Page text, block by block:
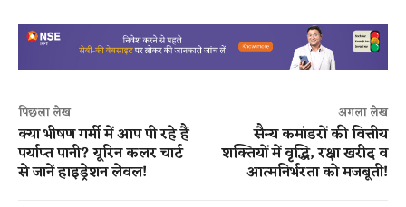
पिछला लेख
क्या भीषण गर्मी में आप पी रहे हैं
पर्याप्त पानी? यूरिन कलर चार्ट
से जानें हाइड्रेशन लेवल!
अगला लेख
सैन्य कमांडरों की वित्तीय
शक्तियों में वृद्धि, रक्षा खरीद व
आत्मनिर्भरता को मजबूती!